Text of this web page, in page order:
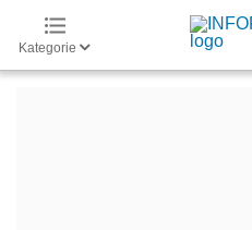
Kategorie